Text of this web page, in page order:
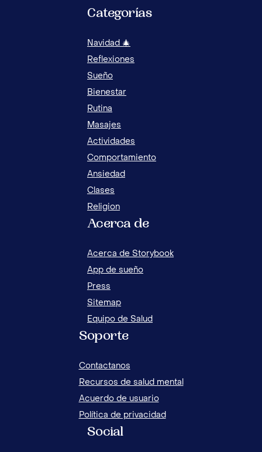
CON NIÑOS EN CASA
Categorías
Navidad 🎄
Reflexiones
Sueño
Bienestar
Rutina
Masajes
Actividades
Comportamiento
Ansiedad
Clases
Religion
Acerca de
Acerca de Storybook
App de sueño
Press
Sitemap
Equipo de Salud
Soporte
Contactanos
Recursos de salud mental
Acuerdo de usuario
Política de privacidad
Social